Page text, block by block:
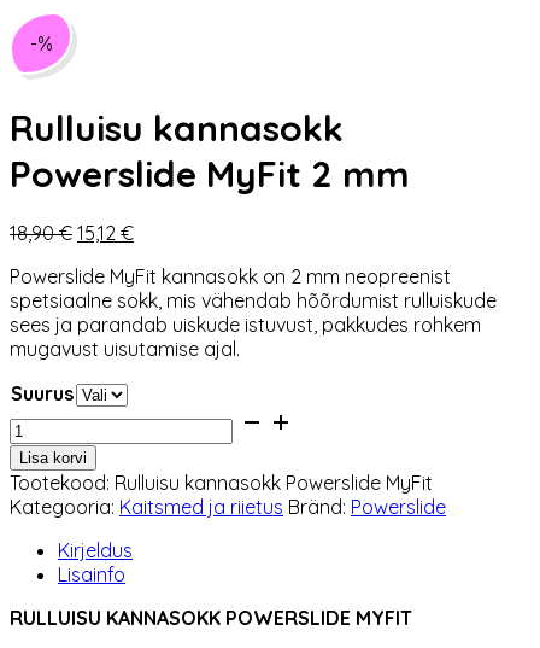
-%
Rulluisu kannasokk
Powerslide MyFit 2 mm
18,90€ Algne
oli:
18,90 €.
15,12 €Praegune
on:
15,12 €.
Powerslide MyFit kannasokk on 2 mm neopreenist
spetsiaalne sokk, mis vähendab hõõrdumist rulluiskude
sees ja parandab uiskude istuvust, pakkudes rohkem
mugavust uisutamise ajal.
Suurus
Rulluisu
kannasokk
Powerslide
MyFit
2
kogus
Lisa korvi
Tootekood: Rulluisu kannasokk Powerslide MyFit
Kategooria: Kaitsmed ja riietus Bränd: Powerslide
Kirjeldus
Lisainfo
RULLUISU KANNASOKK POWERSLIDE MYFIT